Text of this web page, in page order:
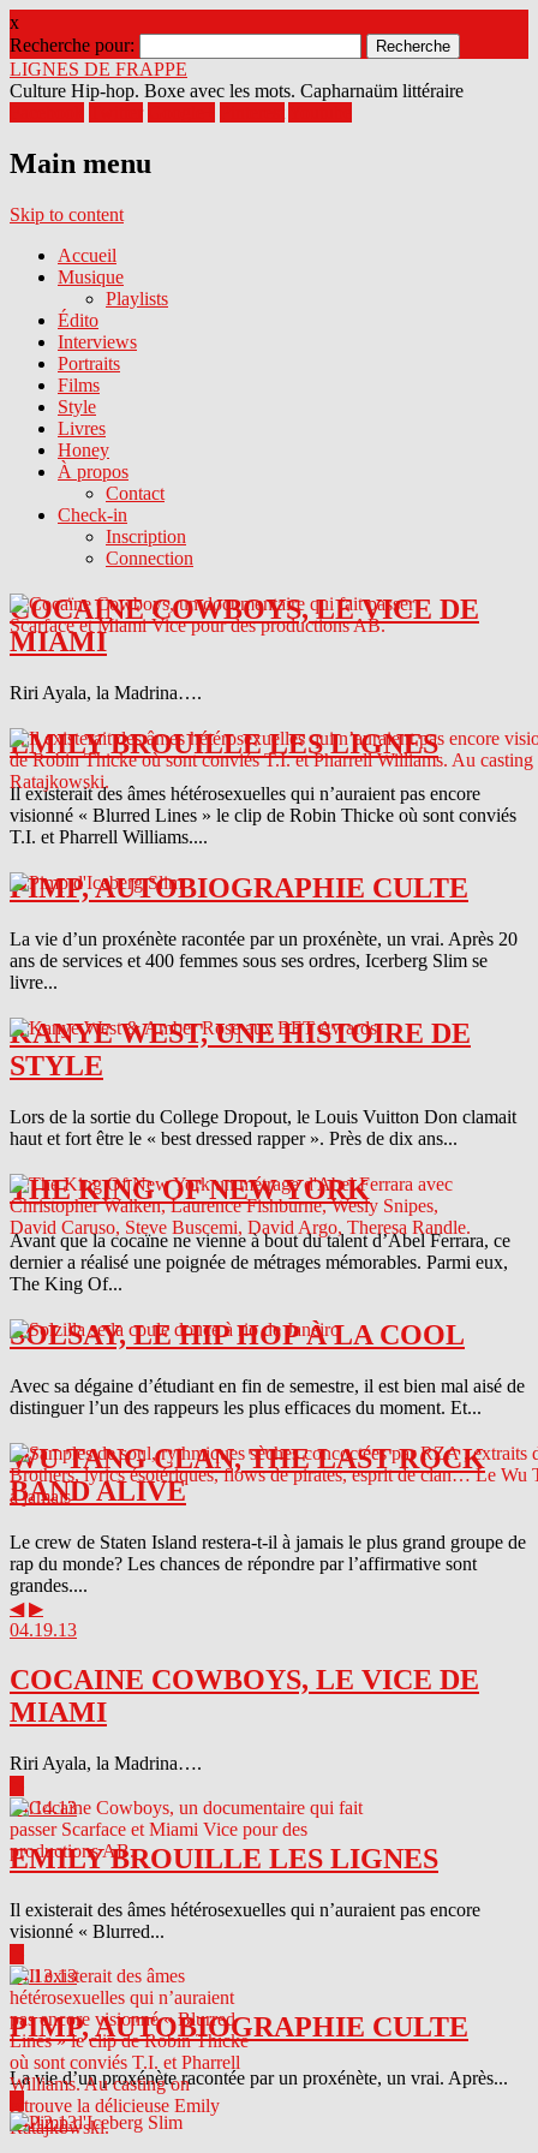
x
Recherche pour:
LIGNES DE FRAPPE
Culture Hip-hop. Boxe avec les mots. Capharnaüm littéraire
Main menu
Skip to content
Accueil
Musique
Playlists
Édito
Interviews
Portraits
Films
Style
Livres
Honey
À propos
Contact
Check-in
Inscription
Connection
COCAINE COWBOYS, LE VICE DE
MIAMI
Riri Ayala, la Madrina….
EMILY BROUILLE LES LIGNES
Il existerait des âmes hétérosexuelles qui n’auraient pas encore
visionné « Blurred Lines » le clip de Robin Thicke où sont conviés
T.I. et Pharrell Williams....
PIMP, AUTOBIOGRAPHIE CULTE
La vie d’un proxénète racontée par un proxénète, un vrai. Après 20
ans de services et 400 femmes sous ses ordres, Icerberg Slim se
livre...
KANYE WEST, UNE HISTOIRE DE
STYLE
Lors de la sortie du College Dropout, le Louis Vuitton Don clamait
haut et fort être le « best dressed rapper ». Près de dix ans...
THE KING OF NEW YORK
Avant que la cocaïne ne vienne à bout du talent d’Abel Ferrara, ce
dernier a réalisé une poignée de métrages mémorables. Parmi eux,
The King Of...
SOLSAY, LE HIP HOP À LA COOL
Avec sa dégaine d’étudiant en fin de semestre, il est bien mal aisé de
distinguer l’un des rappeurs les plus efficaces du moment. Et...
WU TANG CLAN, THE LAST ROCK
BAND ALIVE
Le crew de Staten Island restera-t-il à jamais le plus grand groupe de
rap du monde? Les chances de répondre par l’affirmative sont
grandes....
◀ ▶
04.19.13
COCAINE COWBOYS, LE VICE DE
MIAMI
Riri Ayala, la Madrina….
04.14.13
EMILY BROUILLE LES LIGNES
Il existerait des âmes hétérosexuelles qui n’auraient pas encore
visionné « Blurred...
04.13.13
PIMP, AUTOBIOGRAPHIE CULTE
La vie d’un proxénète racontée par un proxénète, un vrai. Après...
04.12.13